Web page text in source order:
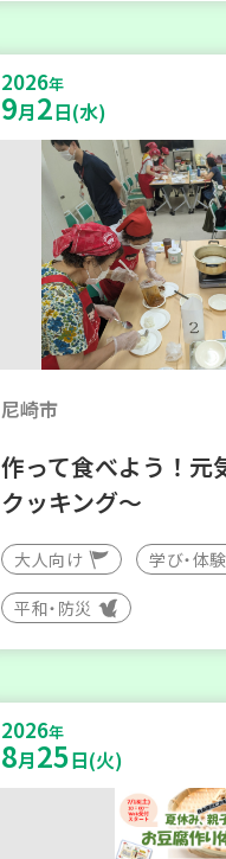
2026年
9月2日(水)
尼崎市
作って食べよう！元
クッキング～
大人向け 学び・体験
平和・防災
2026年
8月25日(火)